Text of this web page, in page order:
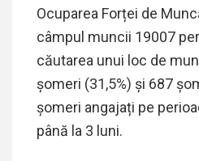
Ocuparea Forței de
câmpul muncii 19007
căutarea unui loc de
șomeri (31,5%) și 687
șomeri angajați pe
până la 3 luni.